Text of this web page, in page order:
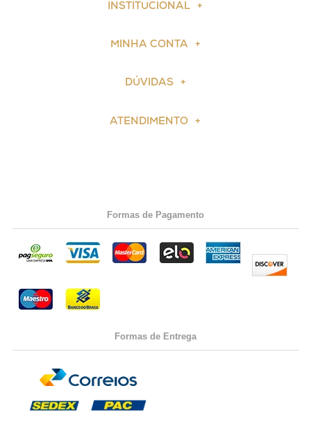
INSTITUCIONAL
MINHA CONTA
DÚVIDAS
ATENDIMENTO
Formas de Pagamento
Formas de Entrega